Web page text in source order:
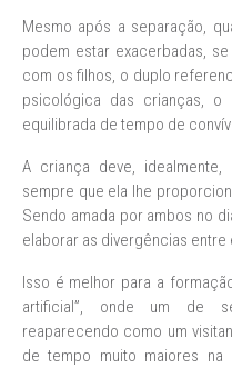
Mesmo após a separação,
podem estar exacerbadas,
com os filhos, o duplo
psicológica das crianças,
equilibrada de tempo de
A criança deve,
sempre que ela lhe
Sendo amada por ambos no
elaborar as divergências entre
Isso é melhor para a
artificial”, onde um de
reaparecendo como um
de tempo muito maiores